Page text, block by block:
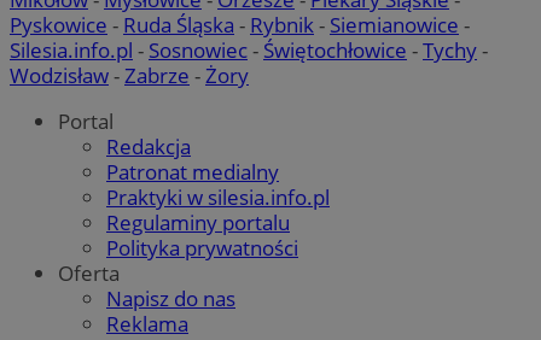
Pyskowice - Ruda Śląska - Rybnik- Siemianowice -
Silesia.info.pl - Sosnowiec- Świętochłowice -Tychy-
Wodzisław-Zabrze -Żory
Portal
Redakcja
Patronat medialny
Praktyki w silesia.info.pl
Regulaminy portalu
Polityka prywatności
Oferta
Napisz do nas
Reklama